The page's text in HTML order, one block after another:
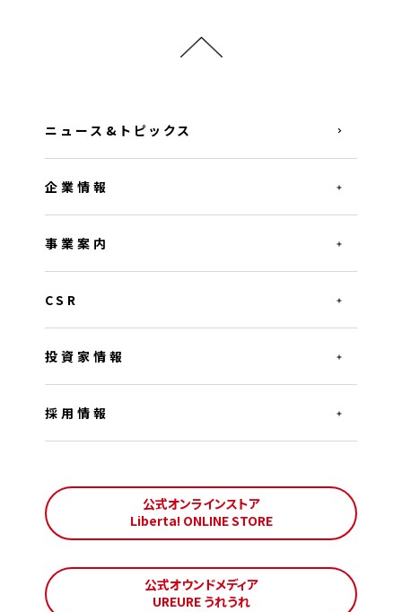
ニュース&トピックス
企業情報
事業案内
CSR
投資家情報
採用情報
公式オンラインストア
Liberta! ONLINE STORE
公式オウンドメディア
UREURE うれうれ